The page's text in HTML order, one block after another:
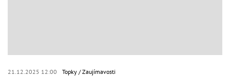
21.12.2025 12:00 Topky Zaujímavosti